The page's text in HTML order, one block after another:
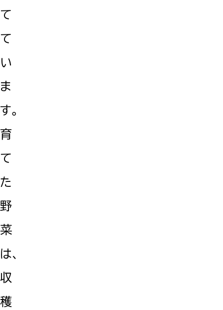
て
て
い
ま
す。
育
て
た
野
菜
は、
収
穫